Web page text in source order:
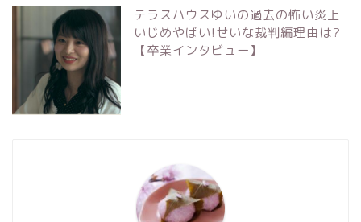
テラスハウスゆいの過去の怖い炎上
いじめやばい!せいな裁判編理由は?
【卒業インタビュー】